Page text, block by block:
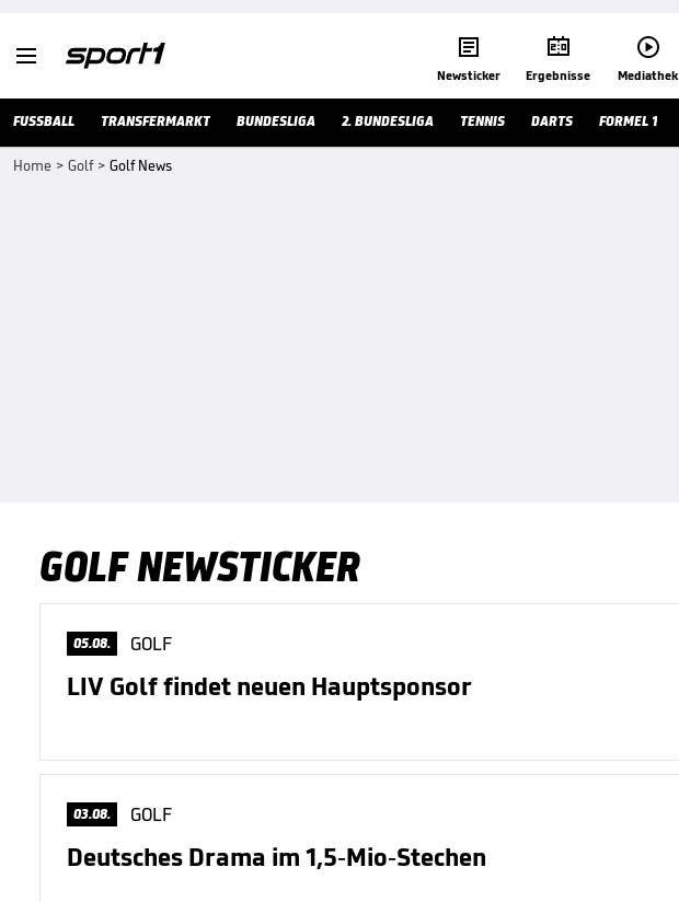
 
Newsticker

Ergebnisse

Mediathek
FUSSBALL TRANSFERMARKT BUNDESLIGA 2. BUNDESLIGA TENNIS DARTS FORMEL 1
Home > Golf > Golf News
GOLF NEWSTICKER
05.08. GOLF
LIV Golf findet neuen Hauptsponsor
03.08. GOLF
Deutsches Drama im 1,5-Mio-Stechen